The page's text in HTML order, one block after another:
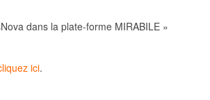
dans la plate-forme MIRABILE »
ici.